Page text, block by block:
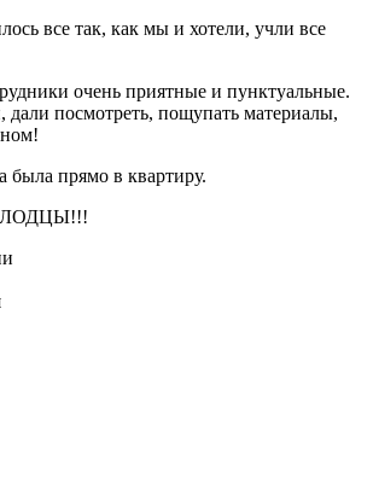
все так, как мы и хотели, учли все
очень приятные и пунктуальные.
дали посмотреть, пощупать материалы,
была прямо в квартиру.